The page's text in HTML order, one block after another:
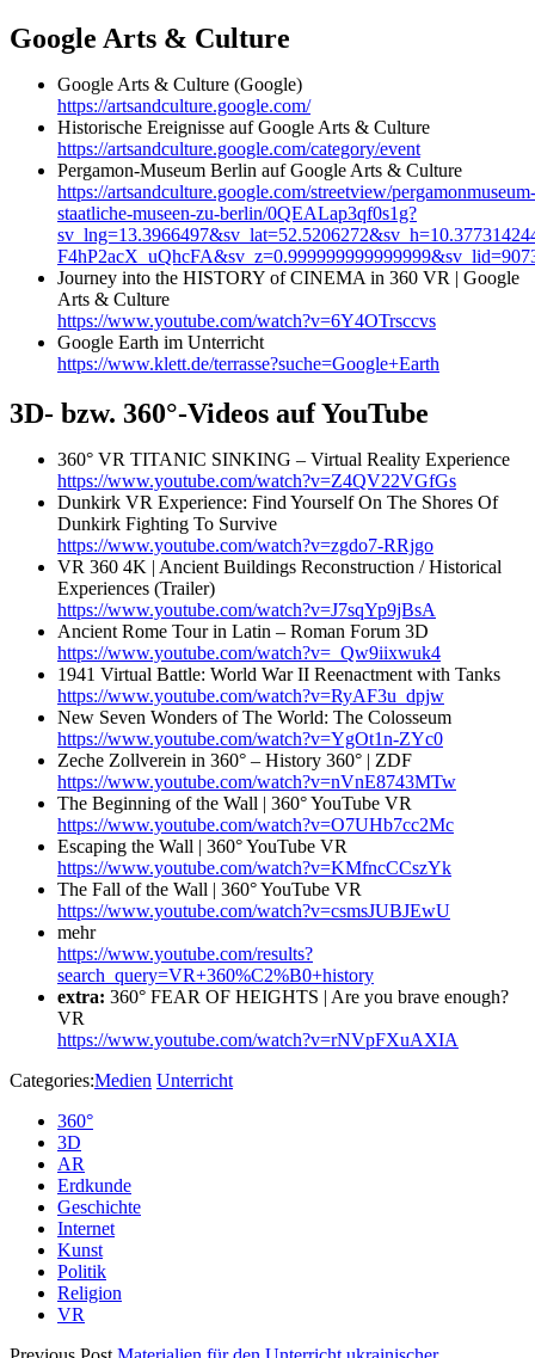
Google Arts & Culture
Google Arts & Culture (Google)
https://artsandculture.google.com/
Historische Ereignisse auf Google Arts & Culture
https://artsandculture.google.com/category/event
Pergamon-Museum Berlin auf Google Arts & Culture
https://artsandculture.google.com/streetview/pergamonmuseum-
staatliche-museen-zu-berlin/0QEALap3qf0s1g?
Journey into the HISTORY of CINEMA in 360 VR | Google
Arts & Culture
https://www.youtube.com/watch?v=6Y4OTrsccvs
Google Earth im Unterricht
https://www.klett.de/terrasse?suche=Google+Earth
3D- bzw. 360°-Videos auf YouTube
360° VR TITANIC SINKING – Virtual Reality Experience
https://www.youtube.com/watch?v=Z4QV22VGfGs
Dunkirk VR Experience: Find Yourself On The Shores Of
Dunkirk Fighting To Survive
https://www.youtube.com/watch?v=zgdo7-RRjgo
VR 360 4K | Ancient Buildings Reconstruction / Historical
Experiences (Trailer)
https://www.youtube.com/watch?v=J7sqYp9jBsA
Ancient Rome Tour in Latin – Roman Forum 3D
https://www.youtube.com/watch?v=_Qw9iixwuk4
1941 Virtual Battle: World War II Reenactment with Tanks
https://www.youtube.com/watch?v=RyAF3u_dpjw
New Seven Wonders of The World: The Colosseum
https://www.youtube.com/watch?v=YgOt1n-ZYc0
Zeche Zollverein in 360° – History 360° | ZDF
https://www.youtube.com/watch?v=nVnE8743MTw
The Beginning of the Wall | 360° YouTube VR
https://www.youtube.com/watch?v=O7UHb7cc2Mc
Escaping the Wall | 360° YouTube VR
https://www.youtube.com/watch?v=KMfncCCszYk
The Fall of the Wall | 360° YouTube VR
https://www.youtube.com/watch?v=csmsJUBJEwU
mehr
https://www.youtube.com/results?
search_query=VR+360%C2%B0+history
extra: 360° FEAR OF HEIGHTS | Are you brave enough?
VR
https://www.youtube.com/watch?v=rNVpFXuAXIA
Categories:Medien Unterricht
360°
3D
AR
Erdkunde
Geschichte
Internet
Kunst
Politik
Religion
VR